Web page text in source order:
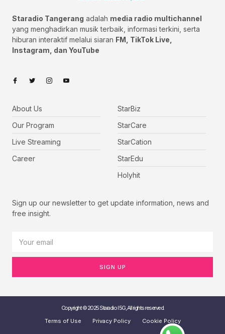
Staradio Tangerang adalah media radio multichannel
yang menghadirkan musik terbaik, informasi terkini, serta
hiburan interaktif melalui siaran FM, TikTok Live,
Instagram, dan YouTube
About Us
Our Program
Live Streaming
Career
StarBiz
StarCare
StarCation
StarEdu
Holyhit
Sign up our newsletter to get update information, news and
free insight.
SIGN UP
Copyright © 2025 Staradio I 5G, All rights reserved.
Terms of Use
Privacy Policy Cookie Policy